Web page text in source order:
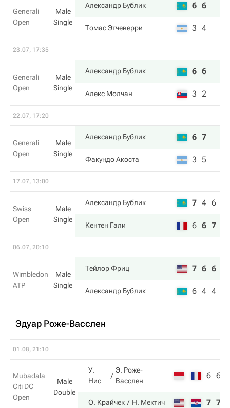
Generali
Open
Male
Single
Александр Бублик 6 6
Томас Этчеверри 3 4
23.07, 17:35
Generali
Open
Male
Single
Александр Бублик 6 6
Алекс Молчан 3 2
22.07, 17:20
Generali
Open
Male
Single
Александр Бублик 6 7
Факундо Акоста 3 5
17.07, 13:00
Swiss
Open
Male
Single
Александр Бублик 7 4 6
Кентен Гали 6 6 7
06.07, 20:10
Wimbledon
ATP
Male
Single
Тейлор Фриц 7 6 6
Александр Бублик 6 4 4
Эдуар Роже-Васслен
01.08, 21:10
Mubadala
Citi DC
Open
Male
Double
У.
Нис
Э. Роже-
Васслен
6 6
О. Крайчек Н. Мектич 7 7